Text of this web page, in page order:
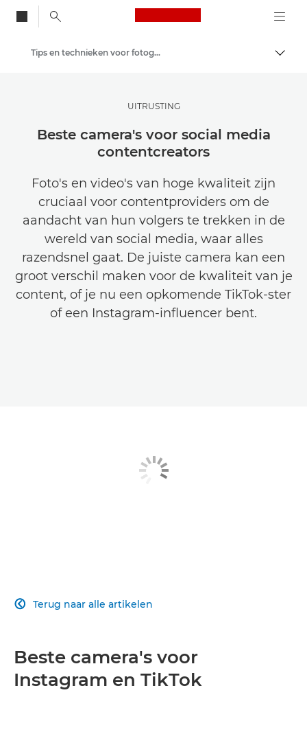
Canon Logo, back
Raak geïnspireerd | Fotografie- en printtips en aankoopgidsen
Tips en technieken voor fotografie en printen
UITRUSTING
Beste camera's voor social media
contentcreators
Foto's en video's van hoge kwaliteit zijn
cruciaal voor contentproviders om de
aandacht van hun volgers te trekken in de
wereld van social media, waar alles
razendsnel gaat. De juiste camera kan een
groot verschil maken voor de kwaliteit van je
content, of je nu een opkomende TikTok-ster
of een Instagram-influencer bent.
Terug naar alle artikelen

Beste camera's voor
Instagram en TikTok